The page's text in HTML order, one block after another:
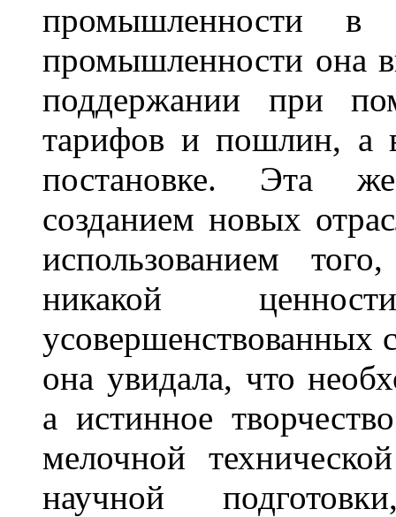
промышленности в
промышленности она
поддержании при
тарифов и пошлин, а
постановке. Эта же
созданием новых
использованием
никакой
усовершенствованных
она увидала, что
а истинное
мелочной
научной